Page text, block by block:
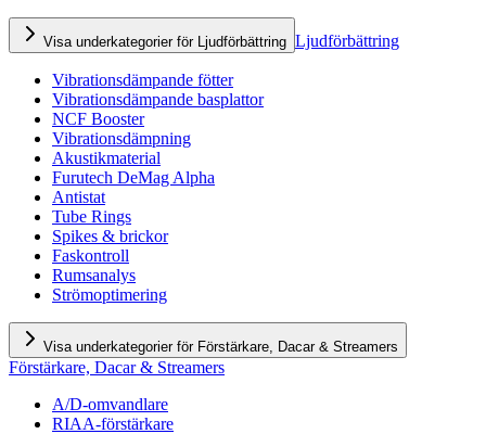
Visa underkategorier för Ljudförbättring Ljudförbättring
Vibrationsdämpande fötter
Vibrationsdämpande basplattor
NCF Booster
Vibrationsdämpning
Akustikmaterial
Furutech DeMag Alpha
Antistat
Tube Rings
Spikes & brickor
Faskontroll
Rumsanalys
Strömoptimering
Visa underkategorier för Förstärkare, Dacar & Streamers
Förstärkare, Dacar & Streamers
A/D-omvandlare
RIAA-förstärkare